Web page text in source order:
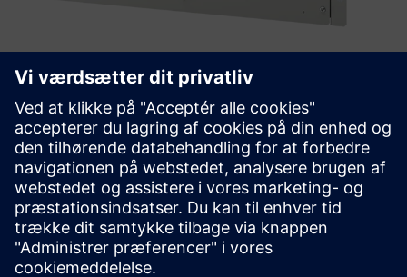
ULTRAMAT 23
ULTRAMAT 23 is a multi-component gas analyzer for
extractive continuous measurements, using NDIR
and UV technology.